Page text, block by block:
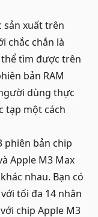
sản xuất trên
chắc chắn là
tìm được trên
bản RAM
dùng thực
tạp một cách
phiên bản chip
Apple M3 Max
nhau. Bạn có
tối đa 14 nhân
chip Apple M3